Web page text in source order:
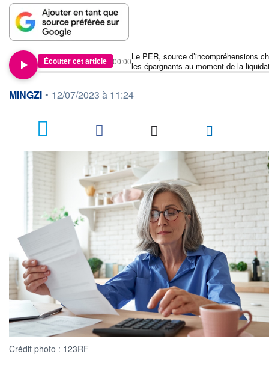
Écouter cet article
Le PER, source d’incompréhensions
les épargnants au moment de la
00:00
information fournie par
MINGZI • 12/07/2023 à 11:24
Crédit photo : 123RF